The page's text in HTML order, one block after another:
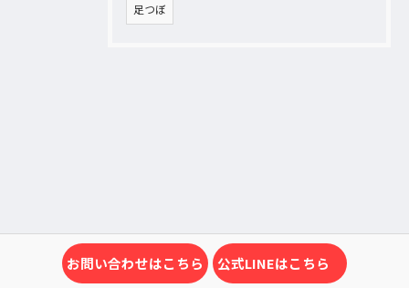
足つぼ
お問い合わせはこちら 公式LINEはこちら